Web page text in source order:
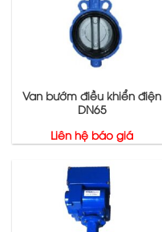
Van bướm điều khiển điện
DN65
Liên hệ báo giá